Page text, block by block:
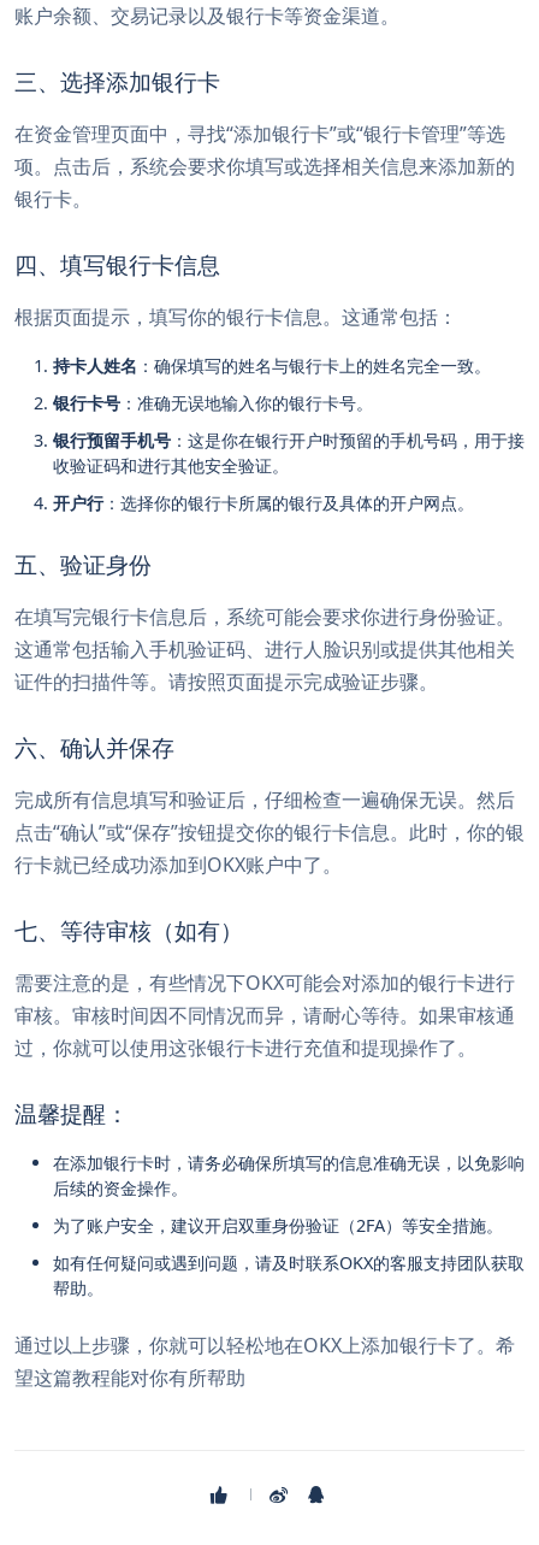
账户余额、交易记录以及银行卡等资金渠道。
三、选择添加银行卡
在资金管理页面中，寻找“添加银行卡”或“银行卡管理”等选
项。点击后，系统会要求你填写或选择相关信息来添加新的
银行卡。
四、填写银行卡信息
根据页面提示，填写你的银行卡信息。这通常包括：
持卡人姓名 ：确保填写的姓名与银行卡上的姓名完全一致。
银行卡号 ：准确无误地输入你的银行卡号。
银行预留手机号 ：这是你在银行开户时预留的手机号码，用于接
收验证码和进行其他安全验证。
开户行：选择你的银行卡所属的银行及具体的开户网点。
五、验证身份
在填写完银行卡信息后，系统可能会要求你进行身份验证。
这通常包括输入手机验证码、进行人脸识别或提供其他相关
证件的扫描件等。请按照页面提示完成验证步骤。
六、确认并保存
完成所有信息填写和验证后，仔细检查一遍确保无误。然后
点击“确认”或“保存”按钮提交你的银行卡信息。此时，你的银
行卡就已经成功添加到OKX账户中了。
七、等待审核（如有）
需要注意的是，有些情况下OKX可能会对添加的银行卡进行
审核。审核时间因不同情况而异，请耐心等待。如果审核通
过，你就可以使用这张银行卡进行充值和提现操作了。
温馨提醒：
在添加银行卡时，请务必确保所填写的信息准确无误，以免影响
后续的资金操作。
为了账户安全，建议开启双重身份验证（2FA）等安全措施。
如有任何疑问或遇到问题，请及时联系OKX的客服支持团队获取
帮助。
通过以上步骤，你就可以轻松地在OKX上添加银行卡了。希
望这篇教程能对你有所帮助